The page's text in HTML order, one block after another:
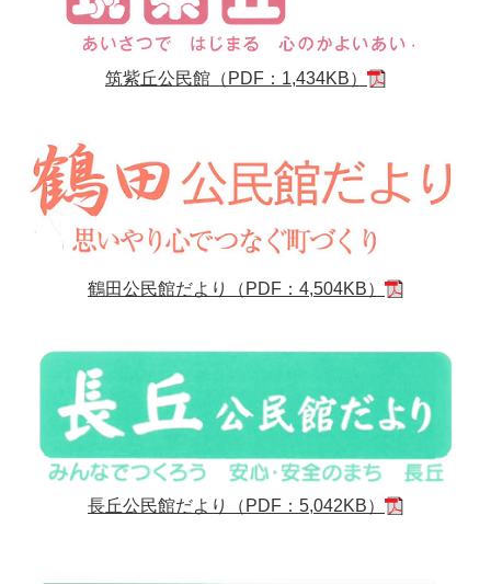
筑紫丘公民館（PDF：1,434KB）
鶴田公民館だより（PDF：4,504KB）
長丘公民館だより（PDF：5,042KB）